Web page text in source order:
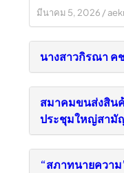
มีนาคม 5, 2026 /
นางสาวกิรณา ค
สมาคมขนส่งสิน
ประชุมใหญ่สามั
“สภาทนายควา